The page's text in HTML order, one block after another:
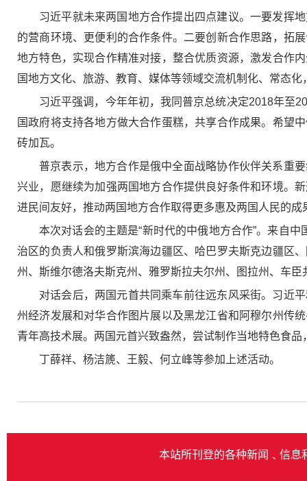
习近平就未来两国地方合作提出四点建议。一要发挥
的营商环境、更便利的合作条件。二要创新合作思路，拓
地方特色，实现合作精准对接，整合优质资源，激发合作
国地方文化、旅游、教育、媒体等领域交流机制化、常态
习近平强调，今年年初，我同普京总统决定2018年至
国政府将支持各地方做大合作蛋糕，共享合作成果。希望
砖加瓦。
普京表示，地方合作是俄中全面战略协作伙伴关系重
兴业，愿继续为加强两国地方合作提供良好条件和环境。
进民间友好，推动两国地方合作取得更多惠及两国人民的成
本次对话会的主题是“新时代的中俄地方合作”。来自
治区的负责人和俄罗斯滨海边疆区、哈巴罗夫斯克边疆区
州、斯维尔德洛夫斯克州、雅罗斯拉夫尔州、图拉州、车
对话会后，两国元首共同乘车前往远东风采街。习近
州经济发展和对华合作图片展以及黑龙江省和阿穆尔州传
青年高技术展。两国元首兴致盎然，尝试制作当地特色食品
丁薛祥、杨洁篪、王毅、何立峰等参加上述活动。
本站所刊登的各种新闻﹑信息